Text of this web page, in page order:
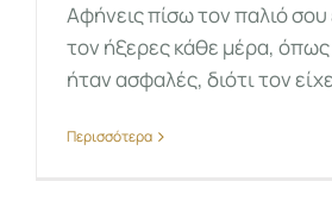
Αφήνεις πίσω τον παλιό
τον ήξερες κάθε μέρα, όπως
ήταν ασφαλές, διότι τον
Περισσότερα